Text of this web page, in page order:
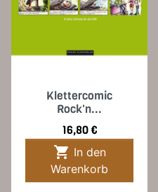
Klettercomic
Rock'n...
Preis
16,80 €

Warenkorb